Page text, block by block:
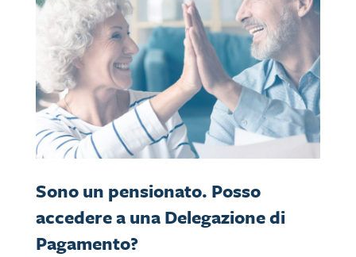
Sono un pensionato. Posso
accedere a una Delegazione di
Pagamento?